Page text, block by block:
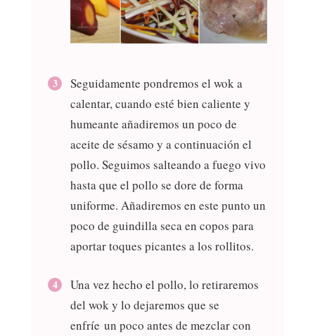
Seguidamente pondremos el wok a
calentar, cuando esté bien caliente y
humeante añadiremos un poco de
aceite de sésamo y a continuación el
pollo. Seguimos salteando a fuego vivo
hasta que el pollo se dore de forma
uniforme. Añadiremos en este punto un
poco de guindilla seca en copos para
aportar toques picantes a los rollitos.
Una vez hecho el pollo, lo retiraremos
del wok y lo dejaremos que se
enfríe un poco antes de mezclar con